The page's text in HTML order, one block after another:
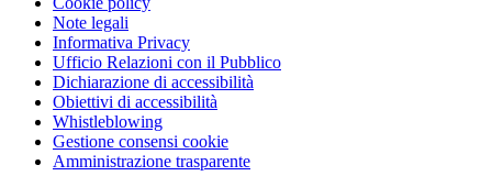
Note legali
Informativa Privacy
Ufficio Relazioni con il Pubblico
Dichiarazione di accessibilità
Obiettivi di accessibilità
Whistleblowing
Gestione consensi cookie
Amministrazione trasparente